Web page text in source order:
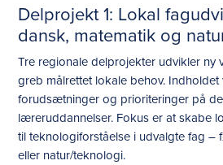
Delprojekt 1: Lokal
dansk, matematik og
Tre regionale delprojekter udvikler ny
greb målrettet lokale behov.
forudsætninger og prioriteringer på
læreruddannelser. Fokus er at skabe
til teknologiforståelse i udvalgte fag –
eller natur/teknologi.